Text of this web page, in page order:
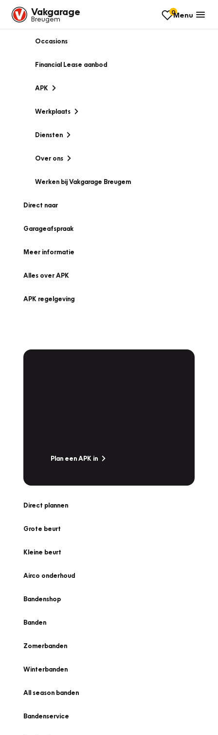
Vakgarage
Breugem
0Menu
Occasions
Financial Lease aanbod
APK
Werkplaats
Diensten
Over ons
Werken bij Vakgarage Breugem
Direct naar
Garageafspraak
Meer informatie
Alles over APK
APK regelgeving
Plan een APK in
Direct plannen
Grote beurt
Kleine beurt
Airco onderhoud
Bandenshop
Banden
Zomerbanden
Winterbanden
All season banden
Bandenservice